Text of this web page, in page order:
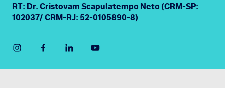
RT: Dr. Cristovam Scapulatempo Neto (CRM-SP:
102037/ CRM-RJ: 52-0105890-8)